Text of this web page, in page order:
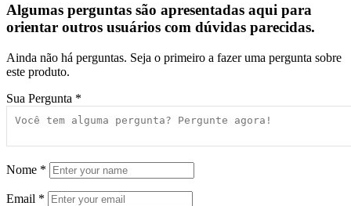
Algumas perguntas são apresentadas aqui para
orientar outros usuários com dúvidas parecidas.
Ainda não há perguntas. Seja o primeiro a fazer uma pergunta sobre
este produto.
Sua Pergunta *
Nome *
Email *